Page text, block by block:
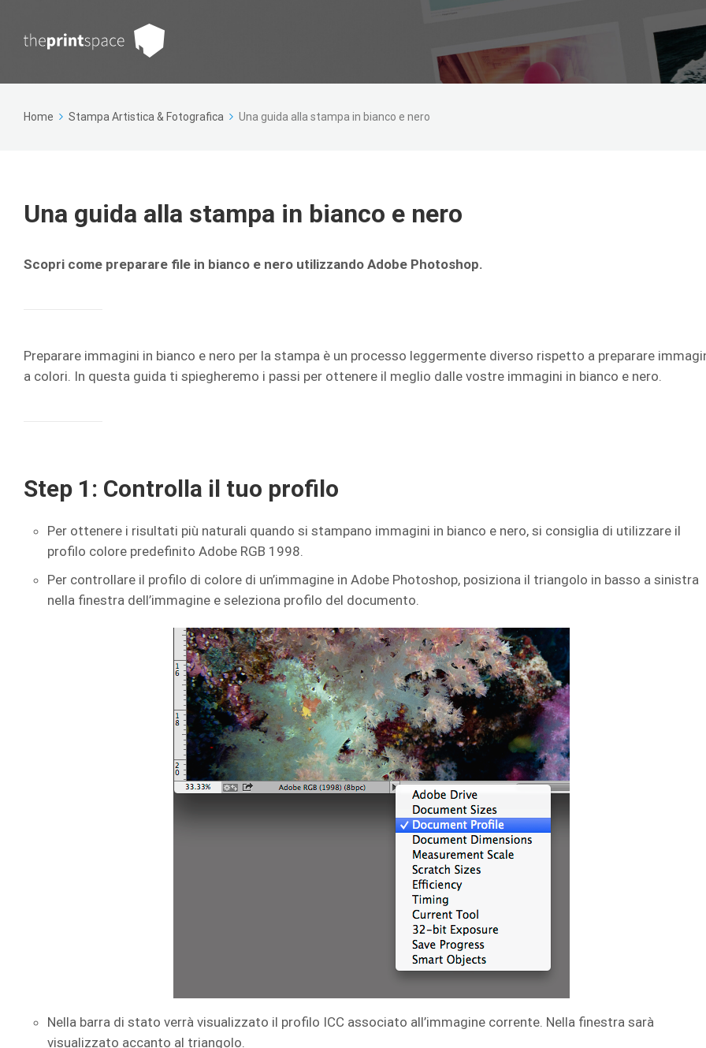
Home Stampa Artistica & Fotografica Una guida alla stampa in bianco e nero
Una guida alla stampa in bianco e nero
Scopri come preparare file in bianco e nero utilizzando Adobe Photoshop.
Preparare immagini in bianco e nero per la stampa è un processo leggermente diverso rispetto a preparare
a colori. In questa guida ti spiegheremo i passi per ottenere il meglio dalle vostre immagini in bianco e nero.
Step 1: Controlla il tuo profilo
Per ottenere i risultati più naturali quando si stampano immagini in bianco e nero, si consiglia di utilizzare il
profilo colore predefinito Adobe RGB 1998.
Per controllare il profilo di colore di un’immagine in Adobe Photoshop, posiziona il triangolo in basso a sinistra
nella finestra dell’immagine e seleziona profilo del documento.
Nella barra di stato verrà visualizzato il profilo ICC associato all’immagine corrente. Nella finestra sarà
visualizzato accanto al triangolo.